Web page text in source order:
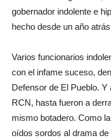
gobernador indolente e
hecho desde un año
Varios funcionarios
con el infame suceso,
Defensor de El Pueblo.
RCN, hasta fueron a
mismo botadero. Como
oídos sordos al drama